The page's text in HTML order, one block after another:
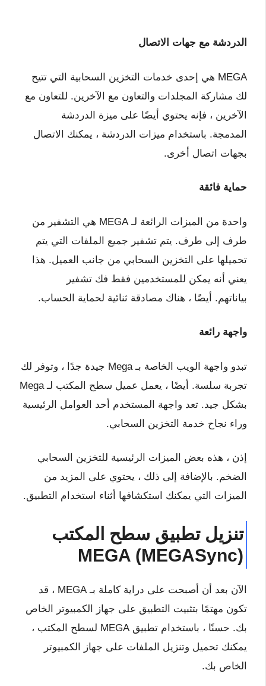
الدردشة مع جهات الاتصال
MEGA هي إحدى خدمات التخزين السحابية التي تتيح
لك مشاركة المجلدات والتعاون مع الآخرين. للتعاون مع
الآخرين ، فإنه يحتوي أيضًا على ميزة الدردشة
المدمجة. باستخدام ميزات الدردشة ، يمكنك الاتصال
بجهات اتصال أخرى.
حماية فائقة
واحدة من الميزات الرائعة لـ MEGA هي التشفير من
طرف إلى طرف. يتم تشفير جميع الملفات التي يتم
تحميلها على التخزين السحابي من جانب العميل. هذا
يعني أنه يمكن للمستخدمين فقط فك تشفير
بياناتهم. أيضًا ، هناك مصادقة ثنائية لحماية الحساب.
واجهة رائعة
تبدو واجهة الويب الخاصة بـ Mega جيدة جدًا ، وتوفر لك
تجربة سلسة. أيضًا ، يعمل عميل سطح المكتب لـ Mega
بشكل جيد. تعد واجهة المستخدم أحد العوامل الرئيسية
وراء نجاح خدمة التخزين السحابي.
إذن ، هذه بعض الميزات الرئيسية للتخزين السحابي
الضخم. بالإضافة إلى ذلك ، يحتوي على المزيد من
الميزات التي يمكنك استكشافها أثناء استخدام التطبيق.
تنزيل تطبيق سطح المكتب
MEGA (MEGASync)
الآن بعد أن أصبحت على دراية كاملة بـ MEGA ، قد
تكون مهتمًا بتثبيت التطبيق على جهاز الكمبيوتر الخاص
بك. حسنًا ، باستخدام تطبيق MEGA لسطح المكتب ،
يمكنك تحميل وتنزيل الملفات على جهاز الكمبيوتر
الخاص بك.